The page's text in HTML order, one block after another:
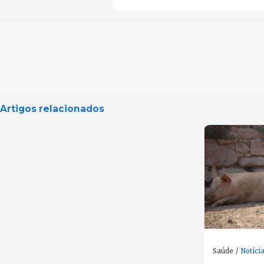
Artigos relacionados
Saúde